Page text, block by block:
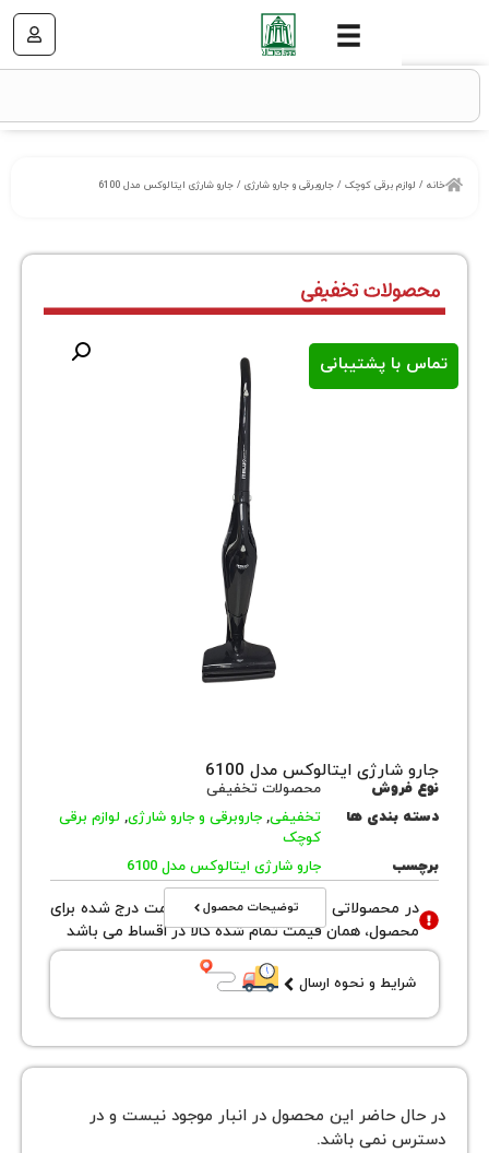
برقی کوچک/جاروبرقی و جارو شارژی/ جارو شارژی ایتالوکس مدل 6100
پشتیبانی
ایتالوکس مدل 6100
محصولات تخفیفی
ها
تخفیفی,جاروبرقی و جارو شارژی, لوازم برقی
جارو شارژی ایتالوکس مدل 6100
توضیحات محصول
محصولاتی با نوع فروش اقساطی قیمت درج شده برای
همان قیمت تمام شده کالا در اقساط می باشد
و نحوه ارسال
حاضر این محصول در انبار موجود نیست و در
نمی باشد.